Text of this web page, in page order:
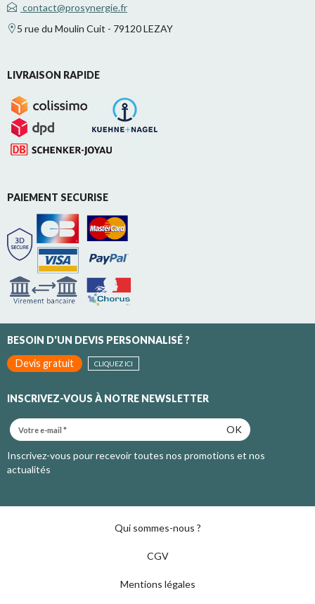
contact@prosynergie.fr
5 rue du Moulin Cuit - 79120 LEZAY
LIVRAISON RAPIDE
PAIEMENT SECURISE
BESOIN D'UN DEVIS PERSONNALISÉ ?
Devis gratuit
CLIQUEZ ICI
INSCRIVEZ-VOUS À NOTRE NEWSLETTER
OK
Inscrivez-vous pour recevoir toutes nos promotions et nos
actualités
Qui sommes-nous ?
CGV
Mentions légales